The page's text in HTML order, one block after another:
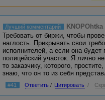
Более того, заказчику
опираться на какую-то
там прислал пользователь - вы
прямом взаимодействии и
защищать вас от возможных
видео в рекламе.
Компромиссный вариант -
сомневаетесь, фото с
рождения (остальные данные
будет решен, скорее всего. Но
впоследствии отозвать право
Лучший комментарий KNOPOhtka
Требовать от биржи, чтобы
наглость. Прикрывать свои
исполнителей, а если она
полицейский участок. Я лично
то заказчику, которого,
знаю, что он то из себя
#41 Ответить / Цитировать /